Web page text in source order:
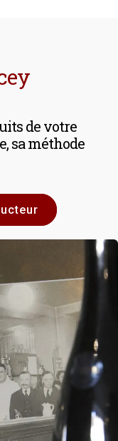
de votre
sa méthode